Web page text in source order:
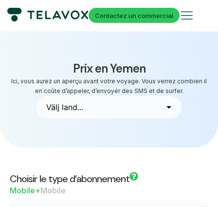
Contactez un commercial
Prix en Yemen
Ici, vous aurez un aperçu avant votre voyage. Vous verrez combien il
en coûte d’appeler, d’envoyer des SMS et de surfer.
Choisir le type d’abonnement
Mobile+Mobile